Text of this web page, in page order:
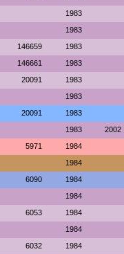
1983
1983
146659 1983
146661 1983
20091 1983
1983
20091 1983
1983 2002
5971 1984
1984
6090 1984
1984
6053 1984
1984
6032 1984